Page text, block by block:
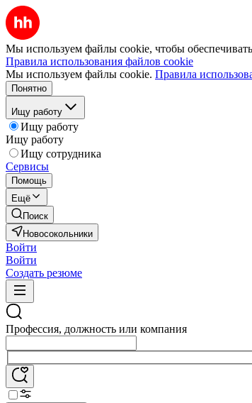
Мы используем файлы cookie, чтобы
Правила использования файлов cookie
Мы используем файлы cookie. Правила
Понятно
Ищу работу
Ищу работу
Ищу работу
Ищу сотрудника
Сервисы
Помощь
Ещё
Поиск
Новосокольники
Войти
Войти
Создать резюме
Профессия, должность или компания